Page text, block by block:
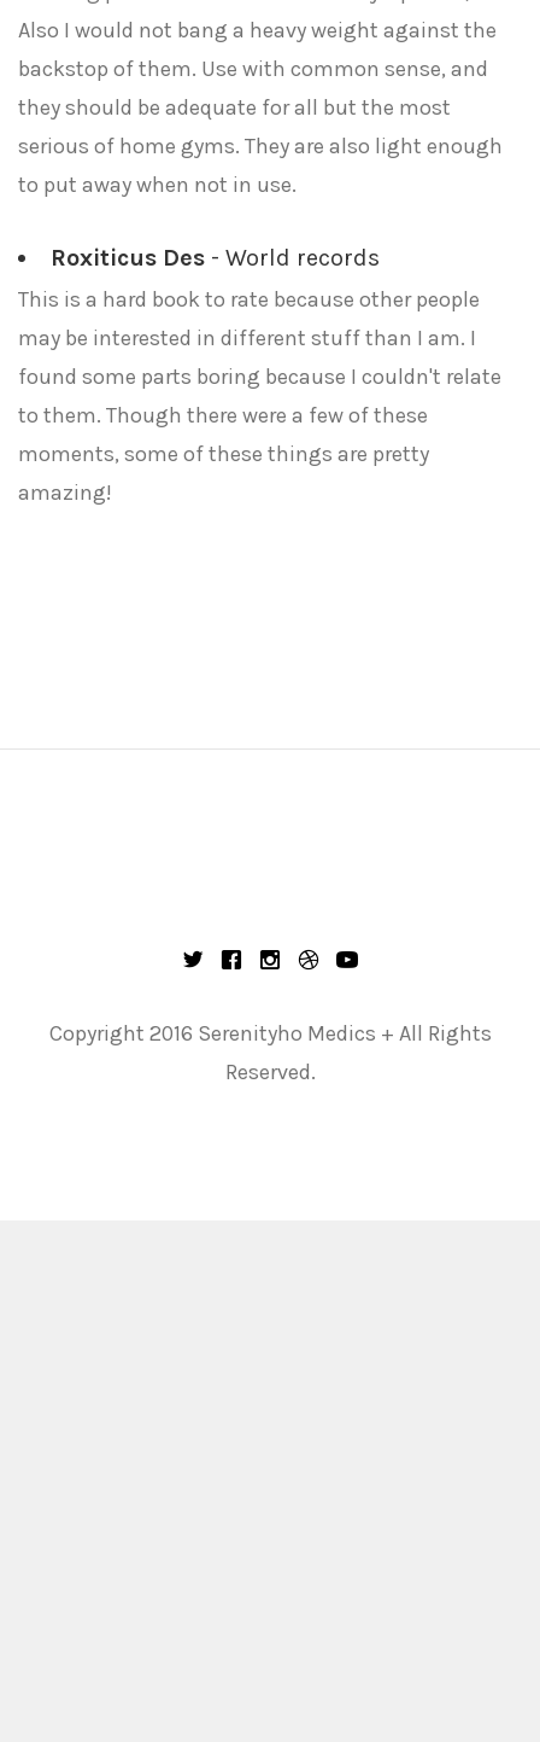
Also I would not bang a heavy weight against the
backstop of them. Use with common sense, and
they should be adequate for all but the most
serious of home gyms. They are also light enough
to put away when not in use.
Roxiticus Des - World records
This is a hard book to rate because other people
may be interested in different stuff than I am. I
found some parts boring because I couldn't relate
to them. Though there were a few of these
moments, some of these things are pretty
amazing!
Copyright 2016 Serenityho Medics + All Rights
Reserved.